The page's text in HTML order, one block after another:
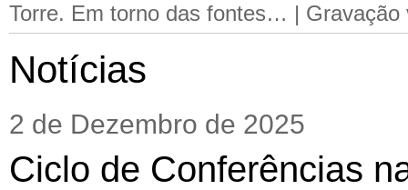
Torre. Em torno das fontes… |
Notícias
2 de Dezembro de 2025
Ciclo de Conferências